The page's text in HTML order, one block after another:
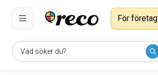
Vad söker du?
För företag